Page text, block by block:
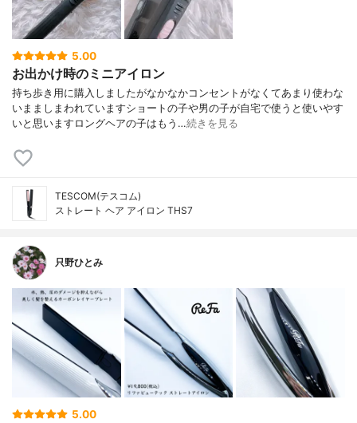
5.00
お出かけ時のミニアイロン
持ち歩き用に購入しましたがなかなかコンセントがなくてあまり使わな
いまましまわれていますショートの子や男の子が自宅で使うと使いやす
いと思いますロングヘアの子はもう…続きを見る
TESCOM(テスコム)
ストレート ヘア アイロン THS7
只野ひとみ
5.00